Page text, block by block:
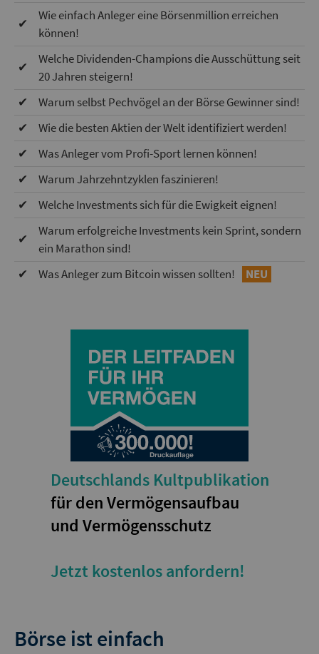
✔
Wie einfach Anleger eine Börsenmillion erreichen
können!
✔
Welche Dividenden-Champions die Ausschüttung seit
20 Jahren steigern!
✔
Warum selbst Pechvögel an der Börse Gewinner sind!
✔
Wie die besten Aktien der Welt identifiziert werden!
✔
Was Anleger vom Profi-Sport lernen können!
✔
Warum Jahrzehntzyklen faszinieren!
✔
Welche Investments sich für die Ewigkeit eignen!
✔
Warum erfolgreiche Investments kein Sprint, sondern
ein Marathon sind!
✔
Was Anleger zum Bitcoin wissen sollten! NEU
Deutschlands Kultpublikation
für den Vermögensaufbau
und Vermögensschutz
Jetzt kostenlos anfordern!
Börse ist einfach